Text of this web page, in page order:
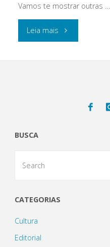
Vamos te mostrar outras …
Leia mais "O
em
BUSCA
CATEGORIAS
Cultura
Editorial